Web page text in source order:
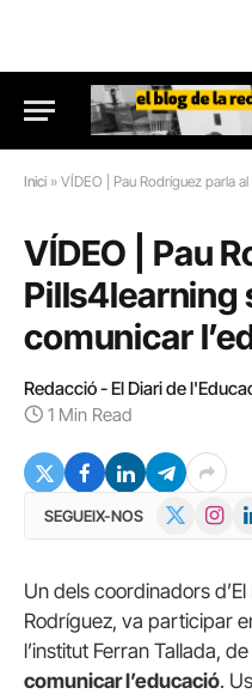
Inici » VÍDEO | Pau Rodríguez parla al
VÍDEO | Pau
Pills4learning
comunicar
Redacció - El Diari de
1 Min Read
SEGUEIX-NOS
Un dels coordinadors
Rodríguez, va participar
l’institut Ferran Tallada,
comunicar l’educació.